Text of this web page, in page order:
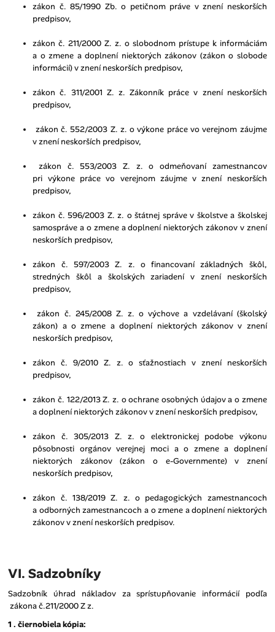
zákon č. 85/1990 Zb. o petičnom práve v znení neskorších
predpisov,
zákon č. 211/2000 Z. z. o slobodnom prístupe k informáciám
a o zmene a doplnení niektorých zákonov (zákon o slobode
informácií) v znení neskorších predpisov,
zákon č. 311/2001 Z. z. Zákonník práce v znení neskorších
predpisov,
zákon č. 552/2003 Z. z. o výkone práce vo verejnom záujme
v znení neskorších predpisov,
zákon č. 553/2003 Z. z. o odmeňovaní zamestnancov
pri výkone práce vo verejnom záujme v znení neskorších
predpisov,
zákon č. 596/2003 Z. z. o štátnej správe v školstve a školskej
samospráve a o zmene a doplnení niektorých zákonov v znení
neskorších predpisov,
zákon č. 597/2003 Z. z. o financovaní základných škôl,
stredných škôl a školských zariadení v znení neskorších
predpisov,
zákon č. 245/2008 Z. z. o výchove a vzdelávaní (školský
zákon) a o zmene a doplnení niektorých zákonov v znení
neskorších predpisov,
zákon č. 9/2010 Z. z. o sťažnostiach v znení neskorších
predpisov,
zákon č. 122/2013 Z. z. o ochrane osobných údajov a o zmene
a doplnení niektorých zákonov v znení neskorších predpisov,
zákon č. 305/2013 Z. z. o elektronickej podobe výkonu
pôsobnosti orgánov verejnej moci a o zmene a doplnení
niektorých zákonov (zákon o e-Governmente) v znení
neskorších predpisov,
zákon č. 138/2019 Z. z. o pedagogických zamestnancoch
a odborných zamestnancoch a o zmene a doplnení niektorých
zákonov v znení neskorších predpisov.
VI. Sadzobníky
Sadzobník úhrad nákladov za sprístupňovanie informácií podľa
zákona č.211/2000 Z z.
1 . čiernobiela kópia: